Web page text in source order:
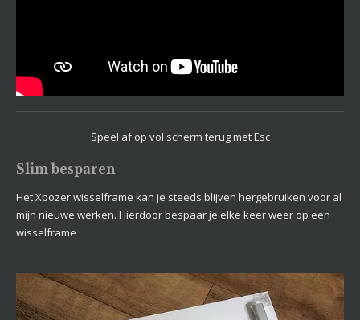
Speel af op vol scherm terug met Esc
Slim besparen
Het Xpozer wisselframe kan je steeds blijven hergebruiken voor al
mijn nieuwe werken. Hierdoor bespaar je elke keer weer op een
wisselframe